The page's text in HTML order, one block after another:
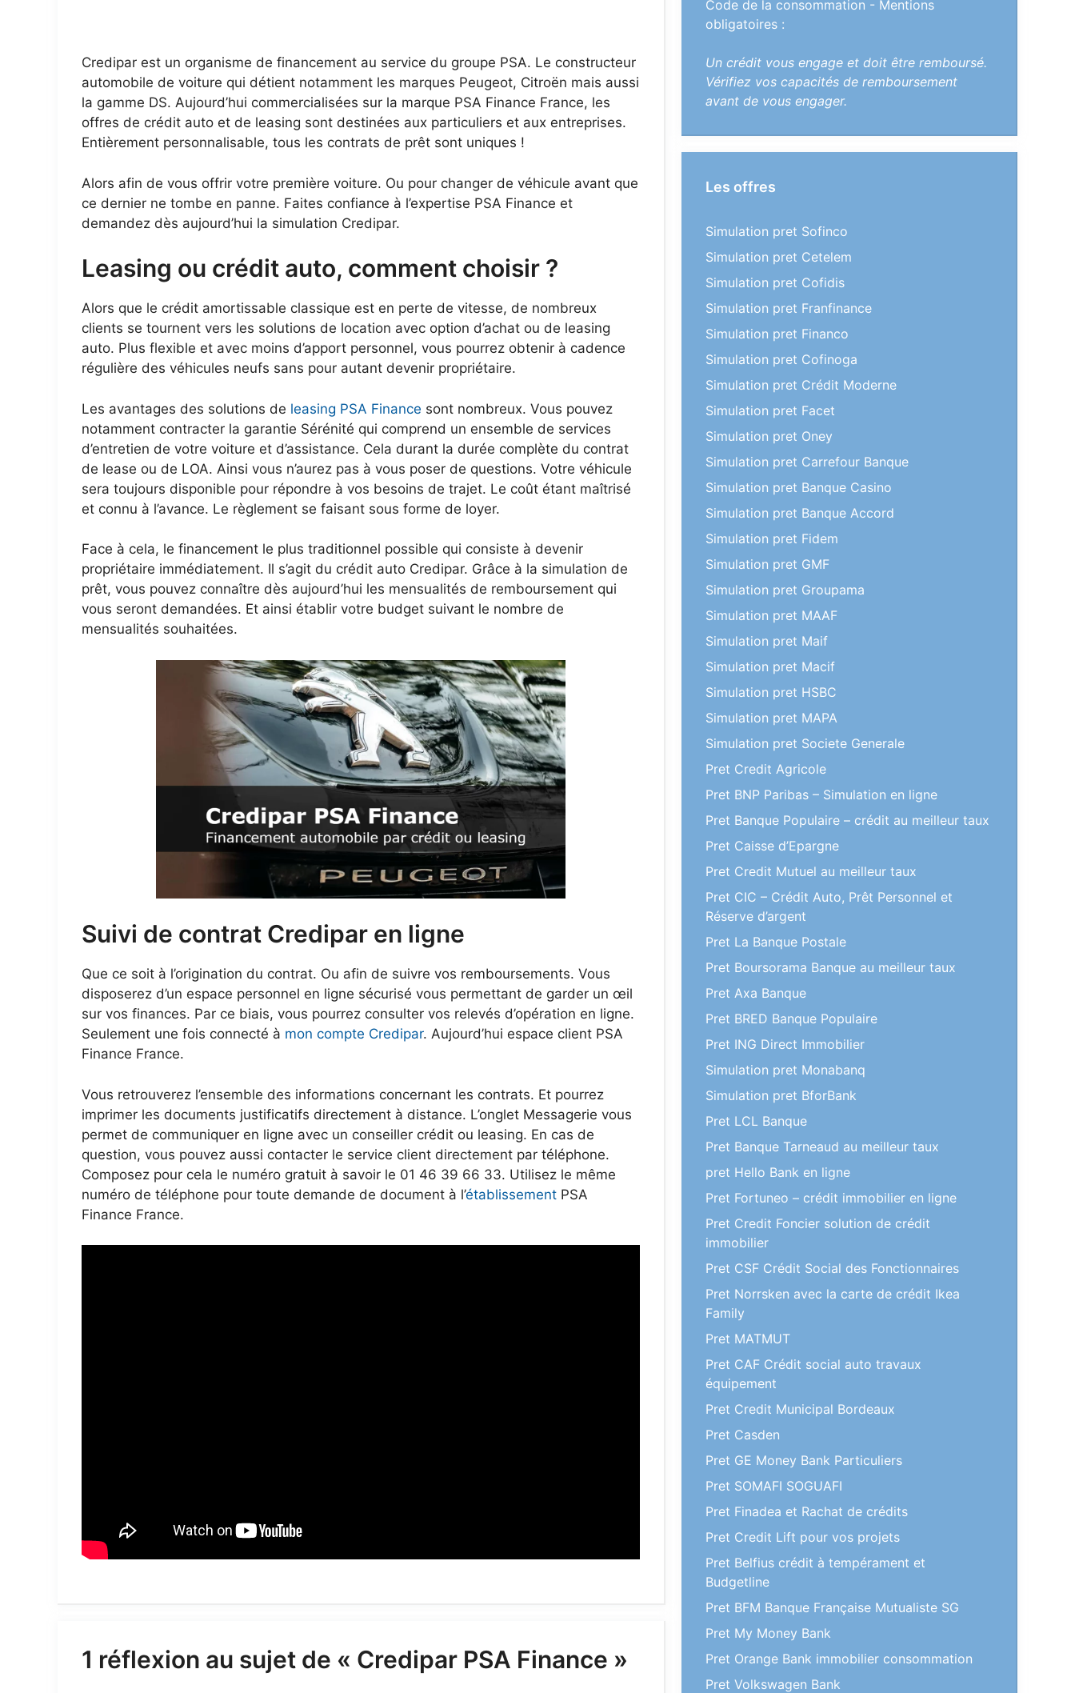
Credipar est un organisme de financement au service du groupe PSA. Le constructeur
automobile de voiture qui détient notamment les marques Peugeot, Citroën mais aussi
la gamme DS. Aujourd’hui commercialisées sur la marque PSA Finance France, les
offres de crédit auto et de leasing sont destinées aux particuliers et aux entreprises.
Entièrement personnalisable, tous les contrats de prêt sont uniques !
Alors afin de vous offrir votre première voiture. Ou pour changer de véhicule avant que
ce dernier ne tombe en panne. Faites confiance à l’expertise PSA Finance et
demandez dès aujourd’hui la simulation Credipar.
Leasing ou crédit auto, comment choisir ?
Alors que le crédit amortissable classique est en perte de vitesse, de nombreux
clients se tournent vers les solutions de location avec option d’achat ou de leasing
auto. Plus flexible et avec moins d’apport personnel, vous pourrez obtenir à cadence
régulière des véhicules neufs sans pour autant devenir propriétaire.
Les avantages des solutions de leasing PSA Finance sont nombreux. Vous pouvez
notamment contracter la garantie Sérénité qui comprend un ensemble de services
d’entretien de votre voiture et d’assistance. Cela durant la durée complète du contrat
de lease ou de LOA. Ainsi vous n’aurez pas à vous poser de questions. Votre véhicule
sera toujours disponible pour répondre à vos besoins de trajet. Le coût étant maîtrisé
et connu à l’avance. Le règlement se faisant sous forme de loyer.
Face à cela, le financement le plus traditionnel possible qui consiste à devenir
propriétaire immédiatement. Il s’agit du crédit auto Credipar. Grâce à la simulation de
prêt, vous pouvez connaître dès aujourd’hui les mensualités de remboursement qui
vous seront demandées. Et ainsi établir votre budget suivant le nombre de
mensualités souhaitées.
Suivi de contrat Credipar en ligne
Que ce soit à l’origination du contrat. Ou afin de suivre vos remboursements. Vous
disposerez d’un espace personnel en ligne sécurisé vous permettant de garder un œil
sur vos finances. Par ce biais, vous pourrez consulter vos relevés d’opération en ligne.
Seulement une fois connecté à mon compte Credipar. Aujourd’hui espace client PSA
Finance France.
Vous retrouverez l’ensemble des informations concernant les contrats. Et pourrez
imprimer les documents justificatifs directement à distance. L’onglet Messagerie vous
permet de communiquer en ligne avec un conseiller crédit ou leasing. En cas de
question, vous pouvez aussi contacter le service client directement par téléphone.
Composez pour cela le numéro gratuit à savoir le 01 46 39 66 33. Utilisez le même
numéro de téléphone pour toute demande de document à l’établissement PSA
Finance France.
1 réflexion au sujet de « Credipar PSA Finance »
Code de la consommation - Mentions
obligatoires :
Un crédit vous engage et doit être remboursé.
Vérifiez vos capacités de remboursement
avant de vous engager.
Les offres
Simulation pret Sofinco
Simulation pret Cetelem
Simulation pret Cofidis
Simulation pret Franfinance
Simulation pret Financo
Simulation pret Cofinoga
Simulation pret Crédit Moderne
Simulation pret Facet
Simulation pret Oney
Simulation pret Carrefour Banque
Simulation pret Banque Casino
Simulation pret Banque Accord
Simulation pret Fidem
Simulation pret GMF
Simulation pret Groupama
Simulation pret MAAF
Simulation pret Maif
Simulation pret Macif
Simulation pret HSBC
Simulation pret MAPA
Simulation pret Societe Generale
Pret Credit Agricole
Pret BNP Paribas – Simulation en ligne
Pret Banque Populaire – crédit au meilleur taux
Pret Caisse d’Epargne
Pret Credit Mutuel au meilleur taux
Pret CIC – Crédit Auto, Prêt Personnel et
Réserve d’argent
Pret La Banque Postale
Pret Boursorama Banque au meilleur taux
Pret Axa Banque
Pret BRED Banque Populaire
Pret ING Direct Immobilier
Simulation pret Monabanq
Simulation pret BforBank
Pret LCL Banque
Pret Banque Tarneaud au meilleur taux
pret Hello Bank en ligne
Pret Fortuneo – crédit immobilier en ligne
Pret Credit Foncier solution de crédit
immobilier
Pret CSF Crédit Social des Fonctionnaires
Pret Norrsken avec la carte de crédit Ikea
Family
Pret MATMUT
Pret CAF Crédit social auto travaux
équipement
Pret Credit Municipal Bordeaux
Pret Casden
Pret GE Money Bank Particuliers
Pret SOMAFI SOGUAFI
Pret Finadea et Rachat de crédits
Pret Credit Lift pour vos projets
Pret Belfius crédit à tempérament et
Budgetline
Pret BFM Banque Française Mutualiste SG
Pret My Money Bank
Pret Orange Bank immobilier consommation
Pret Volkswagen Bank